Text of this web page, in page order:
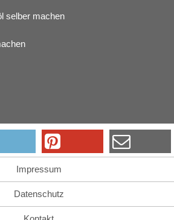
selber machen
Impressum
Datenschutz